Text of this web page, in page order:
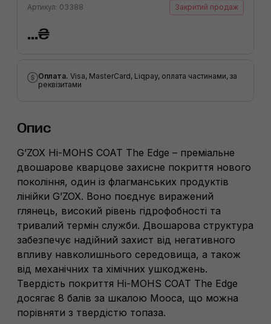
Артикул: 03388 Закритий продаж
...₴
Оплата. Visa, MasterCard, Liqpay, оплата частинами, за
реквізитами
Опис
G’ZOX Hi-MOHS COAT The Edge – преміальне
двошарове кварцове захисне покриття нового
покоління, один із флагманських продуктів
лінійки G’ZOX. Воно поєднує виражений
глянець, високий рівень гідрофобності та
тривалий термін служби. Двошарова структура
забезпечує надійний захист від негативного
впливу навколишнього середовища, а також
від механічних та хімічних ушкоджень.
Твердість покриття Hi-MOHS COAT The Edge
досягає 8 балів за шкалою Мооса, що можна
порівняти з твердістю топаза.